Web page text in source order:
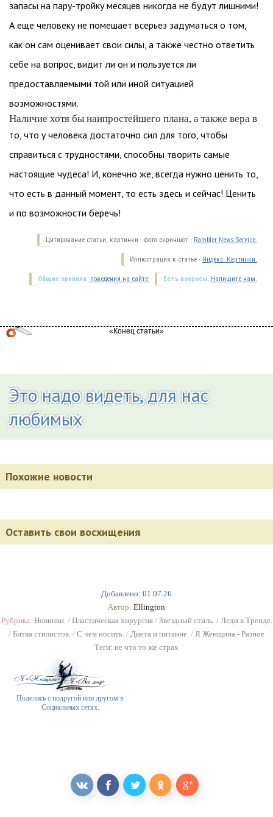
Добавлено: 01.07.26
Автор: Ellington
Рубрика: Новинки./ Пластическая хирургия/ Звездный стиль./ Леди в Тренде.
/ Битва стилистов. / С чем носить. / Диета и питание. / Я Женщина - Разное
Теги: не что то же страх
Поделись с подругой или другом в
Социальных сетях.
запасы на пару-тройку месяцев никогда не будут лишними!
А еще человеку не помешает всерьез задуматься о том,
как он сам оценивает свои силы, а также честно ответить
себе на вопрос, видит ли он и пользуется ли
предоставляемыми той или иной ситуацией
возможностями.
Наличие хотя бы наипростейшего плана, а также вера в
то, что у человека достаточно сил для того, чтобы
справиться с трудностями, способны творить самые
настоящие чудеса! И, конечно же, всегда нужно ценить то,
что есть в данный момент, то есть здесь и сейчас! Ценить
и по возможности беречь!
Цитирование статьи, картинки - фото скриншот - Rambler News Service.
Иллюстрация к статье - Яндекс. Картинки.
Есть вопросы. Напишите нам.
Общие правила поведения на сайте.
Это надо видеть, для нас
любимых
Похожие новости
Оставить свои восхищения